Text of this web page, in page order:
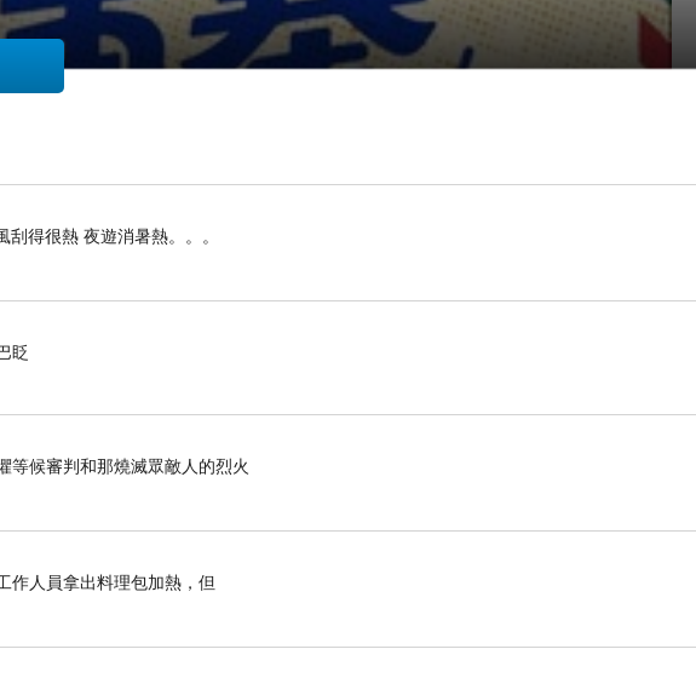
得很熱 夜遊消暑熱。。。
眨
等候審判和那燒滅眾敵人的烈火
作人員拿出料理包加熱，但